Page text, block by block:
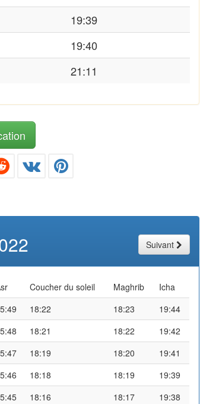
19:39
19:40
21:11
Suivant
Coucher du soleil Maghrib
Icha
18:22 18:23
19:44
18:21 18:22
19:42
18:19 18:20
19:41
18:18 18:19
19:39
18:16 18:17
19:38